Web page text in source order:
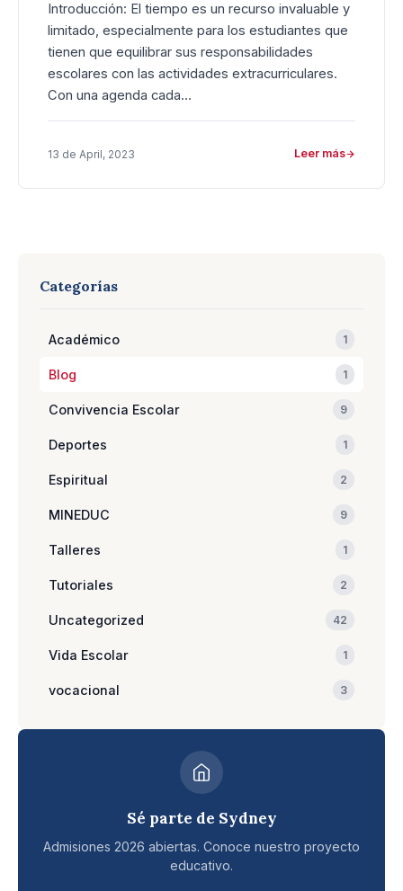
Introducción: El tiempo es un recurso invaluable y
limitado, especialmente para los estudiantes que
tienen que equilibrar sus responsabilidades
escolares con las actividades extracurriculares.
Con una agenda cada…
13 de April, 2023 Leer más
Categorías
Académico 1
Blog 1
Convivencia Escolar 9
Deportes 1
Espiritual 2
MINEDUC 9
Talleres 1
Tutoriales 2
Uncategorized 42
Vida Escolar 1
vocacional 3
Sé parte de Sydney
Admisiones 2026 abiertas. Conoce nuestro proyecto
educativo.